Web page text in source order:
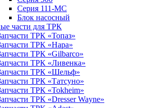
Серия 111-МС
Блок насосный
части для ТРК
ТРК «Топаз»
ТРК «Нара»
ТРК «Gilbarco»
ТРК «Ливенка»
ТРК «Шельф»
ТРК «Татсуно»
ТРК «Tokheim»
ТРК «Dresser Wayne»